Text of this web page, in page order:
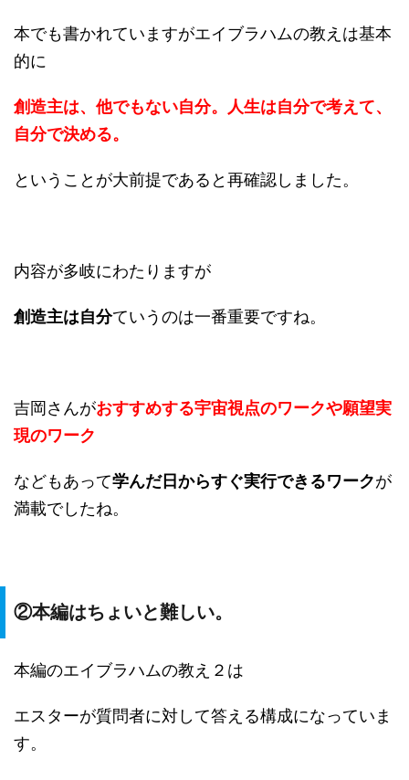
本でも書かれていますがエイブラハムの教えは基本
的に
創造主は、他でもない自分。
人生は自分で考えて、
自分で決める。
ということが大前提であると再確認しました。
内容が多岐にわたりますが
創造主は自分ていうのは一番重要ですね。
吉岡さんがおすすめする宇宙視点のワークや願望実
現のワーク
などもあって学んだ日からすぐ実行できるワークが
満載でしたね。
②本編はちょいと難しい。
本編のエイブラハムの教え２は
エスターが質問者に対して答える構成になっていま
す。